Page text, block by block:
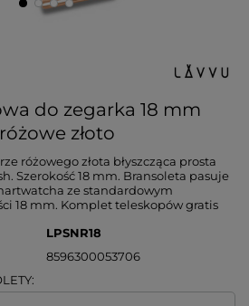
do zegarka 18 mm
złoto
różowego złota błyszcząca prosta
Szerokość 18 mm. Bransoleta pasuje
ze standardowym
18 mm. Komplet teleskopów gratis
LPSNR18
8596300053706